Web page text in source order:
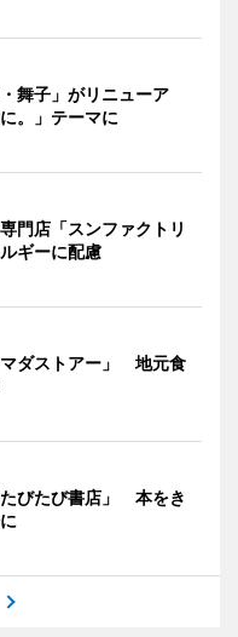
舞子」がリニューア
。」テーマに
門店「スンファクトリ
ギーに配慮
ダストアー」 地元食
びたび書店」 本をき